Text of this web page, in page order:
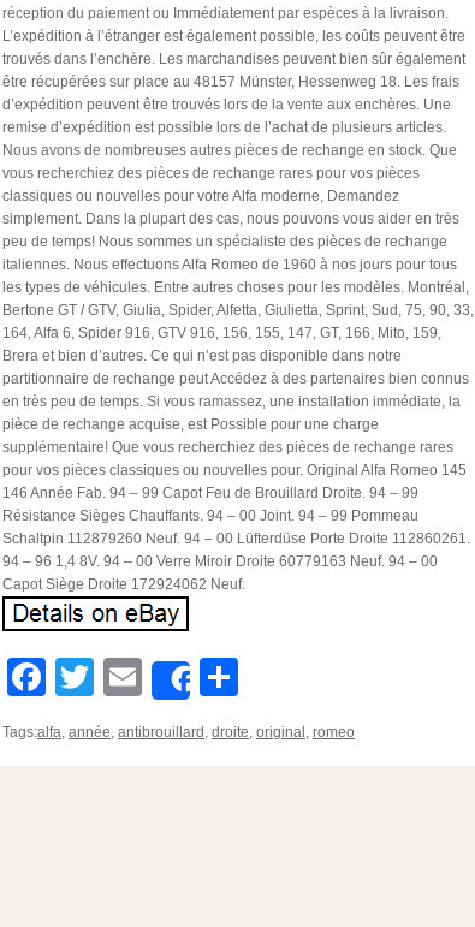
réception du paiement ou Immédiatement par espèces à la livraison.
L’expédition à l’étranger est également possible, les coûts peuvent être
trouvés dans l’enchère. Les marchandises peuvent bien sûr également
être récupérées sur place au 48157 Münster, Hessenweg 18. Les frais
d’expédition peuvent être trouvés lors de la vente aux enchères. Une
remise d’expédition est possible lors de l’achat de plusieurs articles.
Nous avons de nombreuses autres pièces de rechange en stock. Que
vous recherchiez des pièces de rechange rares pour vos pièces
classiques ou nouvelles pour votre Alfa moderne, Demandez
simplement. Dans la plupart des cas, nous pouvons vous aider en très
peu de temps! Nous sommes un spécialiste des pièces de rechange
italiennes. Nous effectuons Alfa Romeo de 1960 à nos jours pour tous
les types de véhicules. Entre autres choses pour les modèles. Montréal,
Bertone GT / GTV, Giulia, Spider, Alfetta, Giulietta, Sprint, Sud, 75, 90, 33,
164, Alfa 6, Spider 916, GTV 916, 156, 155, 147, GT, 166, Mito, 159,
Brera et bien d’autres. Ce qui n’est pas disponible dans notre
partitionnaire de rechange peut Accédez à des partenaires bien connus
en très peu de temps. Si vous ramassez, une installation immédiate, la
pièce de rechange acquise, est Possible pour une charge
supplémentaire! Que vous recherchiez des pièces de rechange rares
pour vos pièces classiques ou nouvelles pour. Original Alfa Romeo 145
146 Année Fab. 94 – 99 Capot Feu de Brouillard Droite. 94 – 99
Résistance Sièges Chauffants. 94 – 00 Joint. 94 – 99 Pommeau
Schaltpin 112879260 Neuf. 94 – 00 Lüfterdüse Porte Droite 112860261.
94 – 96 1,4 8V. 94 – 00 Verre Miroir Droite 60779163 Neuf. 94 – 00
Capot Siège Droite 172924062 Neuf.
Facebook
TwitterEmailShare
Tags:alfa, année, antibrouillard , droite, original , romeo